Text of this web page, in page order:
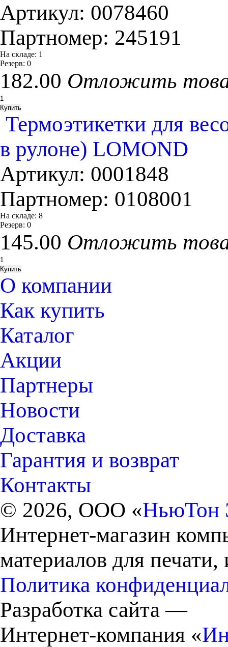
Артикул: 0078460
Партномер: 245191
На складе: 1
Резерв: 0
182.00 Отложить
Термоэтикетки для
в рулоне) LOMOND
Артикул: 0001848
Партномер: 0108001
На складе: 8
Резерв: 0
145.00 Отложить
О компании
Как купить
Каталог
Акции
Партнеры
Новости
Доставка
Гарантия и возврат
Контакты
© 2026, ООО «НьюТон
Интернет-магазин
материалов для
Политика
Разработка сайта —
Интернет-компания «